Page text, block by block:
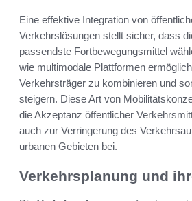
Eine effektive Integration von
Verkehrslösungen stellt sicher, dass
passendste Fortbewegungsmittel
wie multimodale Plattformen
Verkehrsträger zu kombinieren und
steigern. Diese Art von
die Akzeptanz öffentlicher
auch zur Verringerung des
urbanen Gebieten bei.
Verkehrsplanung und